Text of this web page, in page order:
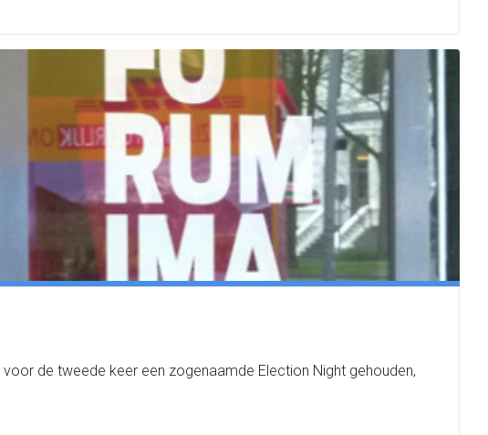
de tweede keer een zogenaamde Election Night gehouden,